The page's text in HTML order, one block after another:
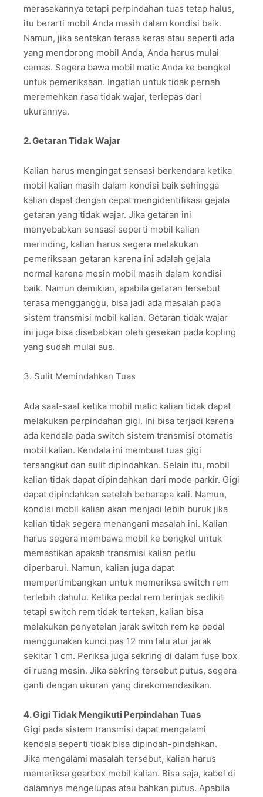
merasakannya tetapi perpindahan tuas tetap halus,
itu berarti mobil Anda masih dalam kondisi baik.
Namun, jika sentakan terasa keras atau seperti ada
yang mendorong mobil Anda, Anda harus mulai
cemas. Segera bawa mobil matic Anda ke bengkel
untuk pemeriksaan. Ingatlah untuk tidak pernah
meremehkan rasa tidak wajar, terlepas dari
ukurannya.
2. Getaran Tidak Wajar
Kalian harus mengingat sensasi berkendara ketika
mobil kalian masih dalam kondisi baik sehingga
kalian dapat dengan cepat mengidentifikasi gejala
getaran yang tidak wajar. Jika getaran ini
menyebabkan sensasi seperti mobil kalian
merinding, kalian harus segera melakukan
pemeriksaan getaran karena ini adalah gejala
normal karena mesin mobil masih dalam kondisi
baik. Namun demikian, apabila getaran tersebut
terasa mengganggu, bisa jadi ada masalah pada
sistem transmisi mobil kalian. Getaran tidak wajar
ini juga bisa disebabkan oleh gesekan pada kopling
yang sudah mulai aus.
3. Sulit Memindahkan Tuas
Ada saat-saat ketika mobil matic kalian tidak dapat
melakukan perpindahan gigi. Ini bisa terjadi karena
ada kendala pada switch sistem transmisi otomatis
mobil kalian. Kendala ini membuat tuas gigi
tersangkut dan sulit dipindahkan. Selain itu, mobil
kalian tidak dapat dipindahkan dari mode parkir. Gigi
dapat dipindahkan setelah beberapa kali. Namun,
kondisi mobil kalian akan menjadi lebih buruk jika
kalian tidak segera menangani masalah ini. Kalian
harus segera membawa mobil ke bengkel untuk
memastikan apakah transmisi kalian perlu
diperbarui. Namun, kalian juga dapat
mempertimbangkan untuk memeriksa switch rem
terlebih dahulu. Ketika pedal rem terinjak sedikit
tetapi switch rem tidak tertekan, kalian bisa
melakukan penyetelan jarak switch rem ke pedal
menggunakan kunci pas 12 mm lalu atur jarak
sekitar 1 cm. Periksa juga sekring di dalam fuse box
di ruang mesin. Jika sekring tersebut putus, segera
ganti dengan ukuran yang direkomendasikan.
4. Gigi Tidak Mengikuti Perpindahan Tuas
Gigi pada sistem transmisi dapat mengalami
kendala seperti tidak bisa dipindah-pindahkan.
Jika mengalami masalah tersebut, kalian harus
memeriksa gearbox mobil kalian. Bisa saja, kabel di
dalamnya mengelupas atau bahkan putus. Apabila